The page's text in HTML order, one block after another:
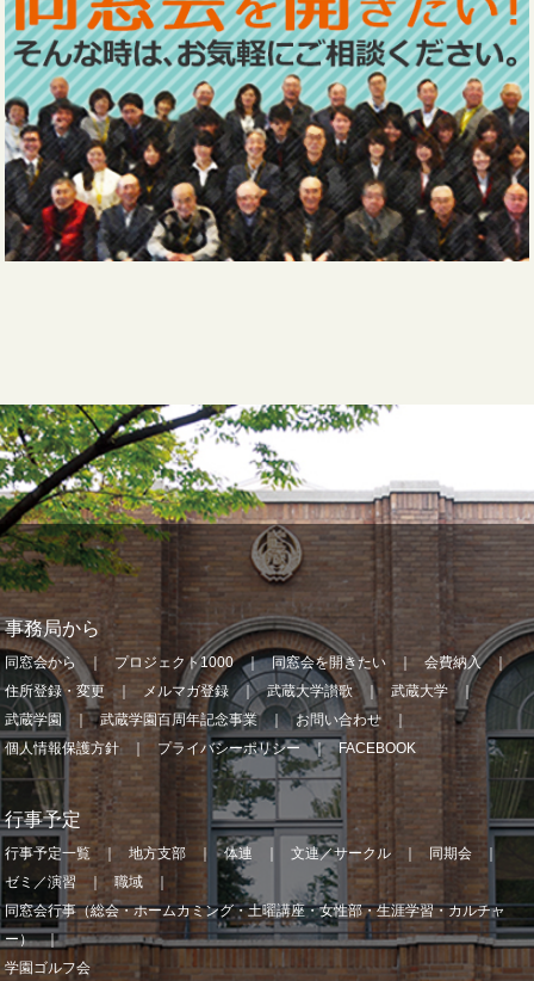
事務局から
同窓会から プロジェクト1000 同窓会を開きたい
会費納入
住所登録・変更
メルマガ登録 武蔵大学讃歌
武蔵大学
武蔵学園
武蔵学園百周年記念事業
お問い合わせ
個人情報保護方針
プライバシーポリシー FACEBOOK
行事予定
行事予定一覧 地方支部 体連 文連／サークル
同期会
ゼミ／演習
職域
同窓会行事（総会・ホームカミング・土曜講座・女性部・生涯学習・カルチャ
ー）
学園ゴルフ会